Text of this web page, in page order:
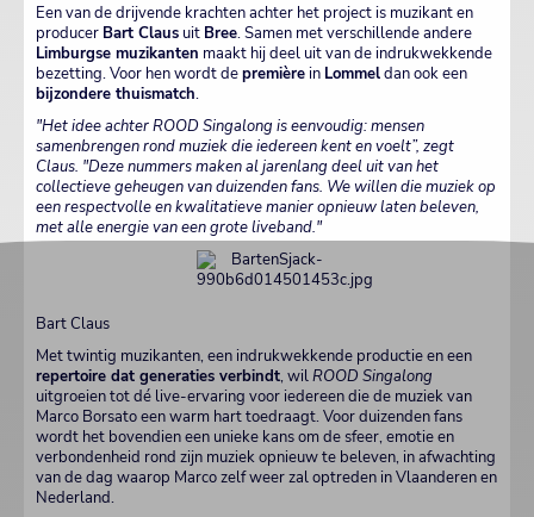
Een van de drijvende krachten achter het project is muzikant en
producer Bart Claus uit Bree. Samen met verschillende andere
Limburgse muzikanten maakt hij deel uit van de indrukwekkende
bezetting. Voor hen wordt depremièrein Lommeldan ook een
bijzondere thuismatch.
"Het idee achter ROOD Singalong is eenvoudig: mensen
samenbrengen rond muziek die iedereen kent en voelt”, zegt
Claus. "Deze nummers maken al jarenlang deel uit van het
collectieve geheugen van duizenden fans. We willen die muziek op
een respectvolle en kwalitatieve manier opnieuw laten beleven,
met alle energie van een grote liveband."
Bart Claus
Met twintig muzikanten, een indrukwekkende productie en een
repertoire dat generaties verbindt, wilROOD Singalong
uitgroeien tot dé live-ervaring voor iedereen die de muziek van
Marco Borsato een warm hart toedraagt. Voor duizenden fans
wordt het bovendien een unieke kans om de sfeer, emotie en
verbondenheid rond zijn muziek opnieuw te beleven, in afwachting
van de dag waarop Marco zelf weer zal optreden in Vlaanderen en
Nederland.